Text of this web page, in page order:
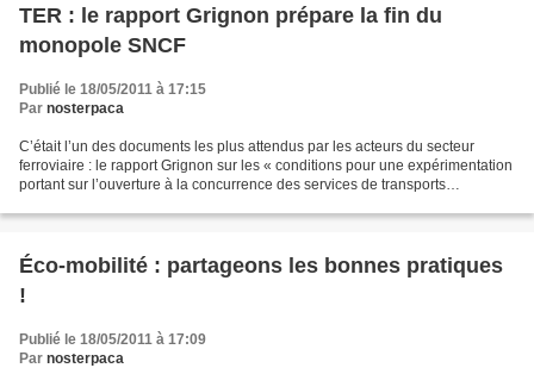
TER : le rapport Grignon prépare la fin du
monopole SNCF
Publié le 18/05/2011 à 17:15
Par nosterpaca
C’était l’un des documents les plus attendus par les acteurs du secteur
ferroviaire : le rapport Grignon sur les « conditions pour une expérimentation
portant sur l’ouverture à la concurrence des services de transports
Éco-mobilité : partageons les bonnes pratiques
!
Publié le 18/05/2011 à 17:09
Par nosterpaca